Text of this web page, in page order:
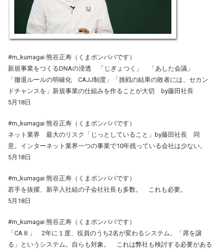
#m_kumagai 熊谷正寿（くまポンパパです）
新規事業をつくるDNAの浸透 「じぎょつく」 「あした会議」
「撤退ルールの明確化 CAJJ制度」「挑戦の結果の敗者には、セカン
ドチャンスを」新規事業の仕組みを作ることが大切 by藤田社長
5月18日
#m_kumagai 熊谷正寿（くまポンパパです）
ネット業界 最大のリスク「じっとしていること」by藤田社長 同
意。インターネット業界一つの事業で10年残っている会社は少ない。
5月18日
#m_kumagai 熊谷正寿（くまポンパパです）
若手を抜擢、新卒入社組の子会社社長も多数。 これも必要。
5月18日
#m_kumagai 熊谷正寿（くまポンパパです）
「CA８」 2年に１度、役員のうち2名が変わるシステム。「席を譲
る」というシステム。自らも対象。 これは弊社も検討する必要がある